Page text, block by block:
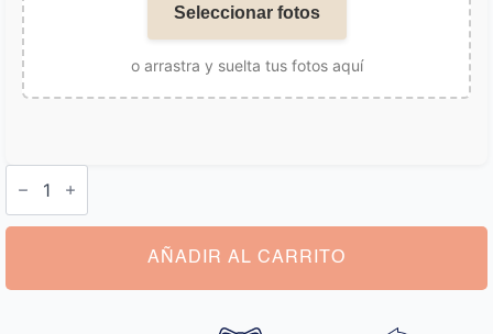
Seleccionar fotos
o arrastra y suelta tus fotos aquí
Calcetines
Personalizados
Navidad
cantidad
AÑADIR AL CARRITO